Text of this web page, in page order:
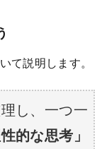
て説明します。
し、一つ一
性的な思考」